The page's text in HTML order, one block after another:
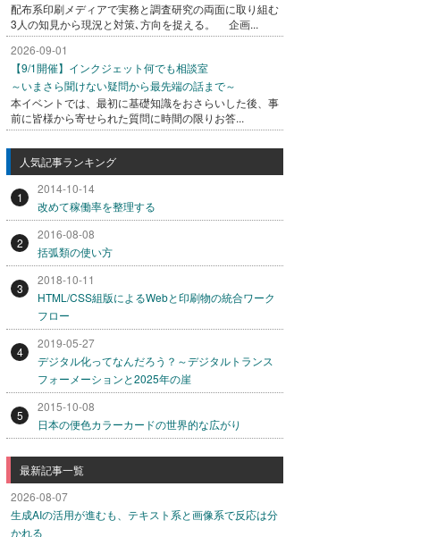
配布系印刷メディアで実務と調査研究の両面に取り組む
3人の知見から現況と対策､方向を捉える。 企画...
2026-09-01
【9/1開催】インクジェット何でも相談室
～いまさら聞けない疑問から最先端の話まで～
本イベントでは、最初に基礎知識をおさらいした後、事
前に皆様から寄せられた質問に時間の限りお答...
人気記事ランキング
1
2014-10-14
改めて稼働率を整理する
2
2016-08-08
括弧類の使い方
3
2018-10-11
HTML/CSS組版によるWebと印刷物の統合ワーク
フロー
4
2019-05-27
デジタル化ってなんだろう？～デジタルトランス
フォーメーションと2025年の崖
5
2015-10-08
日本の便色カラーカードの世界的な広がり
最新記事一覧
2026-08-07
生成AIの活用が進むも、テキスト系と画像系で反応は分
かれる